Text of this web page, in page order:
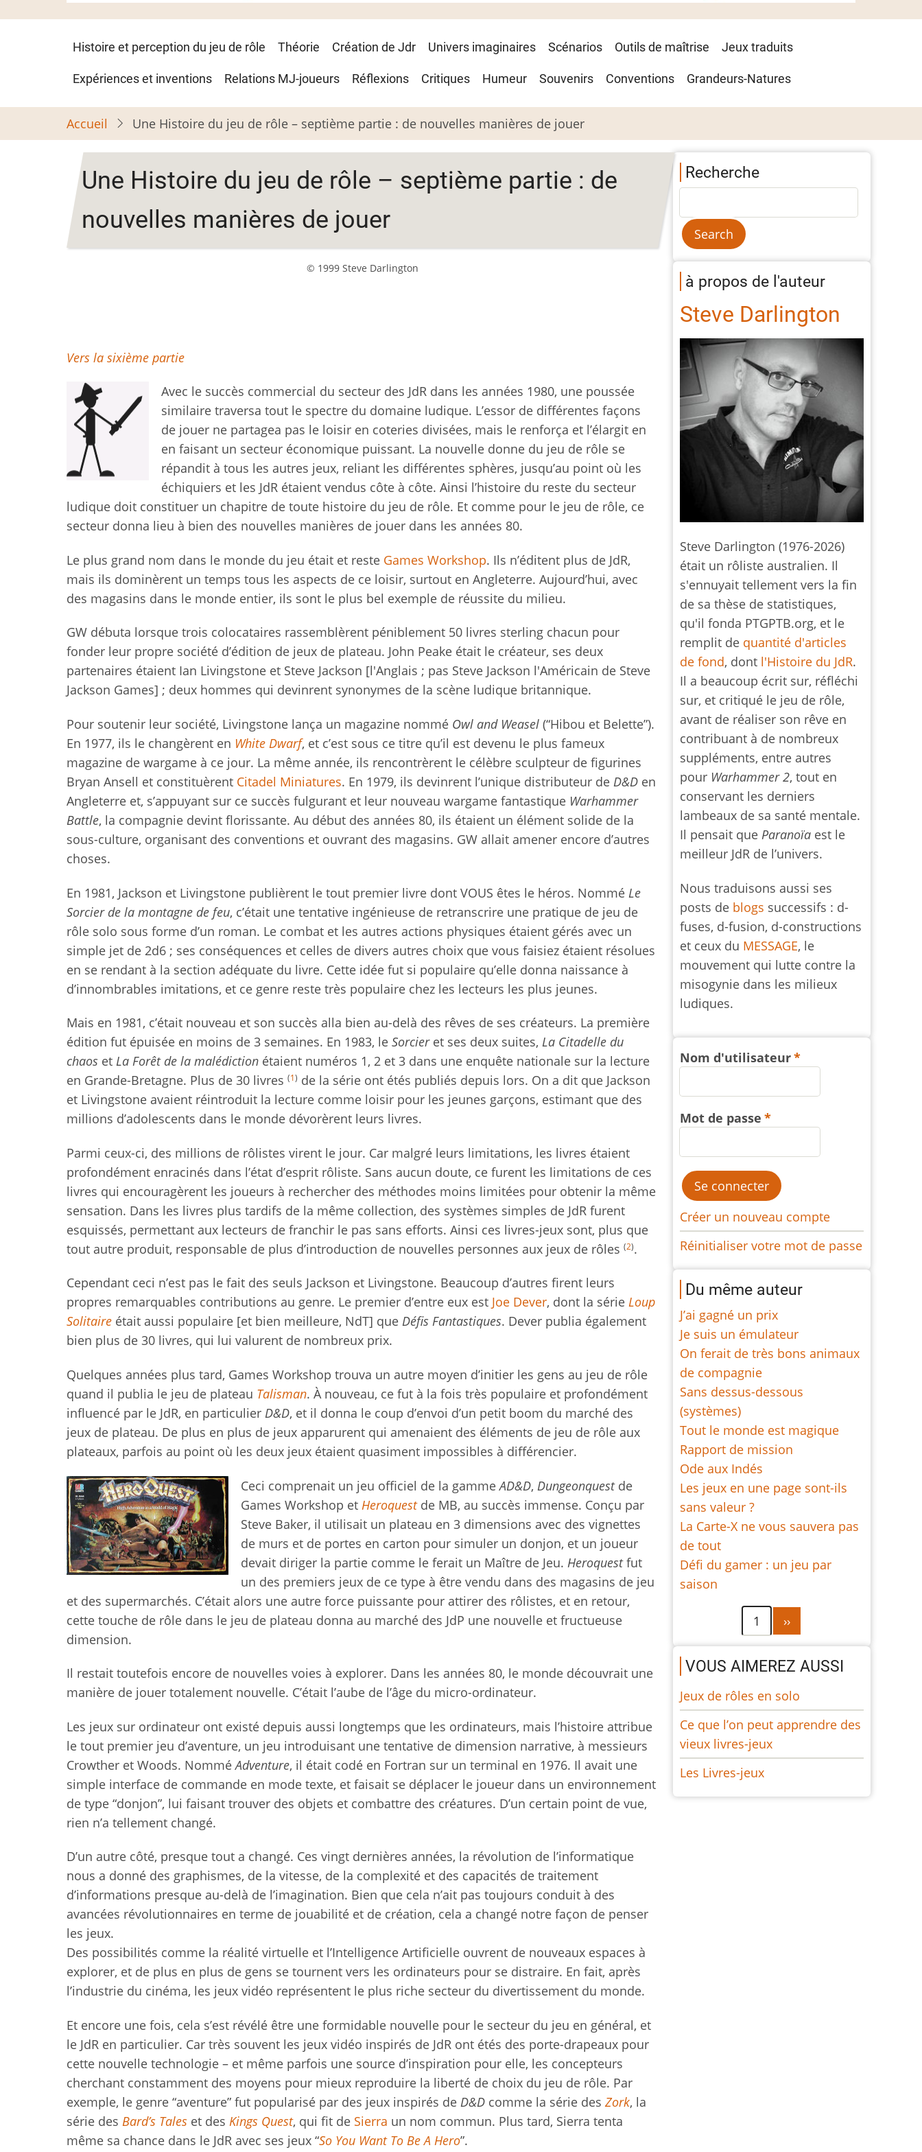
Navigation
principale
Histoire et perception du jeu de rôle Théorie Création de Jdr Univers imaginaires Scénarios Outils de maîtrise Jeux traduits
Expériences et inventions Relations MJ-joueurs Réflexions Critiques Humeur Souvenirs Conventions Grandeurs-Natures
Accueil Une Histoire du jeu de rôle – septième partie : de nouvelles manières de jouer
Une Histoire du jeu de rôle – septième partie : de
nouvelles manières de jouer
© 1999 Steve Darlington
Vers la sixième partie
Avec le succès commercial du secteur des JdR dans les années 1980, une poussée
similaire traversa tout le spectre du domaine ludique. L’essor de différentes façons
de jouer ne partagea pas le loisir en coteries divisées, mais le renforça et l’élargit en
en faisant un secteur économique puissant. La nouvelle donne du jeu de rôle se
répandit à tous les autres jeux, reliant les différentes sphères, jusqu’au point où les
échiquiers et les JdR étaient vendus côte à côte. Ainsi l’histoire du reste du secteur
ludique doit constituer un chapitre de toute histoire du jeu de rôle. Et comme pour le jeu de rôle, ce
secteur donna lieu à bien des nouvelles manières de jouer dans les années 80.
Le plus grand nom dans le monde du jeu était et reste Games Workshop. Ils n’éditent plus de JdR,
mais ils dominèrent un temps tous les aspects de ce loisir, surtout en Angleterre. Aujourd’hui, avec
des magasins dans le monde entier, ils sont le plus bel exemple de réussite du milieu.
GW débuta lorsque trois colocataires rassemblèrent péniblement 50 livres sterling chacun pour
fonder leur propre société d’édition de jeux de plateau. John Peake était le créateur, ses deux
partenaires étaient Ian Livingstone et Steve Jackson [l'Anglais ; pas Steve Jackson l'Américain de Steve
Jackson Games] ; deux hommes qui devinrent synonymes de la scène ludique britannique.
Pour soutenir leur société, Livingstone lança un magazine nommé Owl and Weasel (“Hibou et Belette”).
En 1977, ils le changèrent en White Dwarf, et c’est sous ce titre qu’il est devenu le plus fameux
magazine de wargame à ce jour. La même année, ils rencontrèrent le célèbre sculpteur de figurines
Bryan Ansell et constituèrent Citadel Miniatures. En 1979, ils devinrent l’unique distributeur de D&D en
Angleterre et, s’appuyant sur ce succès fulgurant et leur nouveau wargame fantastique Warhammer
Battle, la compagnie devint florissante. Au début des années 80, ils étaient un élément solide de la
sous-culture, organisant des conventions et ouvrant des magasins. GW allait amener encore d’autres
choses.
En 1981, Jackson et Livingstone publièrent le tout premier livre dont VOUS êtes le héros. Nommé Le
Sorcier de la montagne de feu, c’était une tentative ingénieuse de retranscrire une pratique de jeu de
rôle solo sous forme d’un roman. Le combat et les autres actions physiques étaient gérés avec un
simple jet de 2d6 ; ses conséquences et celles de divers autres choix que vous faisiez étaient résolues
en se rendant à la section adéquate du livre. Cette idée fut si populaire qu’elle donna naissance à
d’innombrables imitations, et ce genre reste très populaire chez les lecteurs les plus jeunes.
Mais en 1981, c’était nouveau et son succès alla bien au-delà des rêves de ses créateurs. La première
édition fut épuisée en moins de 3 semaines. En 1983, le Sorcieret ses deux suites, La Citadelle du
chaos et La Forêt de la malédiction étaient numéros 1, 2 et 3 dans une enquête nationale sur la lecture
en Grande-Bretagne. Plus de 30 livres (1) de la série ont étés publiés depuis lors. On a dit que Jackson
et Livingstone avaient réintroduit la lecture comme loisir pour les jeunes garçons, estimant que des
millions d’adolescents dans le monde dévorèrent leurs livres.
Parmi ceux-ci, des millions de rôlistes virent le jour. Car malgré leurs limitations, les livres étaient
profondément enracinés dans l’état d’esprit rôliste. Sans aucun doute, ce furent les limitations de ces
livres qui encouragèrent les joueurs à rechercher des méthodes moins limitées pour obtenir la même
sensation. Dans les livres plus tardifs de la même collection, des systèmes simples de JdR furent
esquissés, permettant aux lecteurs de franchir le pas sans efforts. Ainsi ces livres-jeux sont, plus que
tout autre produit, responsable de plus d’introduction de nouvelles personnes aux jeux de rôles (2).
Cependant ceci n’est pas le fait des seuls Jackson et Livingstone. Beaucoup d’autres firent leurs
propres remarquables contributions au genre. Le premier d’entre eux est Joe Dever, dont la série Loup
Solitaire était aussi populaire [et bien meilleure, NdT] que Défis Fantastiques. Dever publia également
bien plus de 30 livres, qui lui valurent de nombreux prix.
Quelques années plus tard, Games Workshop trouva un autre moyen d’initier les gens au jeu de rôle
quand il publia le jeu de plateau Talisman. À nouveau, ce fut à la fois très populaire et profondément
influencé par le JdR, en particulier D&D, et il donna le coup d’envoi d’un petit boom du marché des
jeux de plateau. De plus en plus de jeux apparurent qui amenaient des éléments de jeu de rôle aux
plateaux, parfois au point où les deux jeux étaient quasiment impossibles à différencier.
Ceci comprenait un jeu officiel de la gammeAD&D, Dungeonquestde
Games Workshop et Heroquestde MB, au succès immense. Conçu par
Steve Baker, il utilisait un plateau en 3 dimensions avec des vignettes
de murs et de portes en carton pour simuler un donjon, et un joueur
devait diriger la partie comme le ferait un Maître de Jeu. Heroquestfut
un des premiers jeux de ce type à être vendu dans des magasins de jeu
et des supermarchés. C’était alors une autre force puissante pour attirer des rôlistes, et en retour,
cette touche de rôle dans le jeu de plateau donna au marché des JdP une nouvelle et fructueuse
dimension.
Il restait toutefois encore de nouvelles voies à explorer. Dans les années 80, le monde découvrait une
manière de jouer totalement nouvelle. C’était l’aube de l’âge du micro-ordinateur.
Les jeux sur ordinateur ont existé depuis aussi longtemps que les ordinateurs, mais l’histoire attribue
le tout premier jeu d’aventure, un jeu introduisant une tentative de dimension narrative, à messieurs
Crowther et Woods. NomméAdventure, il était codé en Fortran sur un terminal en 1976. Il avait une
simple interface de commande en mode texte, et faisait se déplacer le joueur dans un environnement
de type “donjon”, lui faisant trouver des objets et combattre des créatures. D’un certain point de vue,
rien n’a tellement changé.
D’un autre côté, presque tout a changé. Ces vingt dernières années, la révolution de l’informatique
nous a donné des graphismes, de la vitesse, de la complexité et des capacités de traitement
d’informations presque au-delà de l’imagination. Bien que cela n’ait pas toujours conduit à des
avancées révolutionnaires en terme de jouabilité et de création, cela a changé notre façon de penser
les jeux.
Des possibilités comme la réalité virtuelle et l’Intelligence Artificielle ouvrent de nouveaux espaces à
explorer, et de plus en plus de gens se tournent vers les ordinateurs pour se distraire. En fait, après
l’industrie du cinéma, les jeux vidéo représentent le plus riche secteur du divertissement du monde.
Et encore une fois, cela s’est révélé être une formidable nouvelle pour le secteur du jeu en général, et
le JdR en particulier. Car très souvent les jeux vidéo inspirés de JdR ont étés des porte-drapeaux pour
cette nouvelle technologie – et même parfois une source d’inspiration pour elle, les concepteurs
cherchant constamment des moyens pour mieux reproduire la liberté de choix du jeu de rôle. Par
exemple, le genre “aventure” fut popularisé par des jeux inspirés de D&D comme la série des Zork, la
série des Bard’s Tales et des Kings Quest, qui fit de Sierra un nom commun. Plus tard, Sierra tenta
même sa chance dans le JdR avec ses jeux “So You Want To Be A Hero”.
Recherche
à propos de l'auteur
Steve Darlington
Steve Darlington (1976-2026)
était un rôliste australien. Il
s'ennuyait tellement vers la fin
de sa thèse de statistiques,
qu'il fonda PTGPTB.org, et le
remplit de quantité d'articles
de fond, dont l'Histoire du JdR.
Il a beaucoup écrit sur, réfléchi
sur, et critiqué le jeu de rôle,
avant de réaliser son rêve en
contribuant à de nombreux
suppléments, entre autres
pour Warhammer 2, tout en
conservant les derniers
lambeaux de sa santé mentale.
Il pensait queParanoïa est le
meilleur JdR de l’univers.
Nous traduisons aussi ses
posts de blogs successifs : d-
fuses, d-fusion, d-constructions
et ceux du MESSAGE, le
mouvement qui lutte contre la
misogynie dans les milieux
ludiques.
Nom d'utilisateur
Mot de passe
Créer un nouveau compte
Réinitialiser votre mot de passe
Du même auteur
J’ai gagné un prix
Je suis un émulateur
On ferait de très bons animaux
de compagnie
Sans dessus-dessous
(systèmes)
Tout le monde est magique
Rapport de mission
Ode aux Indés
Les jeux en une page sont-ils
sans valeur ?
La Carte-X ne vous sauvera pas
de tout
Défi du gamer : un jeu par
saison
Pagination1
Page
suivante
››
VOUS AIMEREZ AUSSI
Jeux de rôles en solo
Ce que l’on peut apprendre des
vieux livres-jeux
Les Livres-jeux